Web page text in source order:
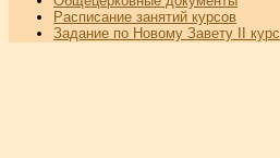
Расписание занятий курсов
Задание по Новому Завету II курс